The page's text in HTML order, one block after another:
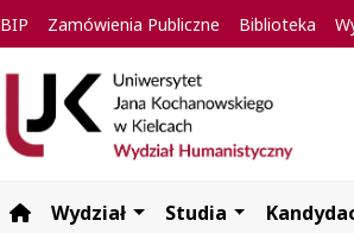
BIP Zamówienia Publiczne Biblioteka
Strona główna
Wydział Studia